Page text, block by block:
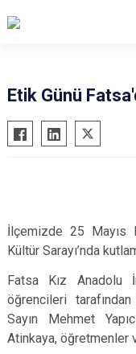
Akkuş
Aybastı
Çaybaşı
Fatsa
Gölköy
Gülyalı
Gürgentepe
Etik Günü
İlçemizde 25 Mayıs
Kültür Sarayı’nda
Fatsa Kız Anadolu
öğrencileri tarafından
Sayın Mehmet
Atinkaya, öğretmenler